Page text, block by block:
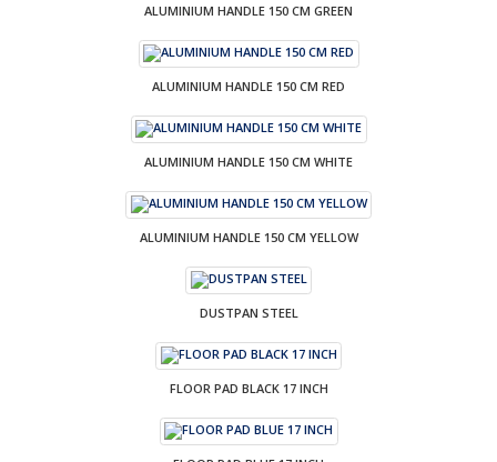
ALUMINIUM HANDLE 150 CM GREEN
ALUMINIUM HANDLE 150 CM RED
ALUMINIUM HANDLE 150 CM WHITE
ALUMINIUM HANDLE 150 CM YELLOW
DUSTPAN STEEL
FLOOR PAD BLACK 17 INCH